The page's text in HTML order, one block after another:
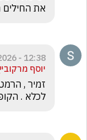
את
12:38 - 18.05.2026
יוסף
לכלא .